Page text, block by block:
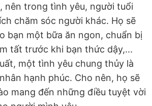
nên trong tình yêu, người tuổi
chăm sóc người khác. Họ sẽ
bạn một bữa ăn ngon, chuẩn bị
tất trước khi bạn thức dậy,...
một tình yêu chung thủy là
hạnh phúc. Cho nên, họ sẽ
mang đến những điều tuyệt vời